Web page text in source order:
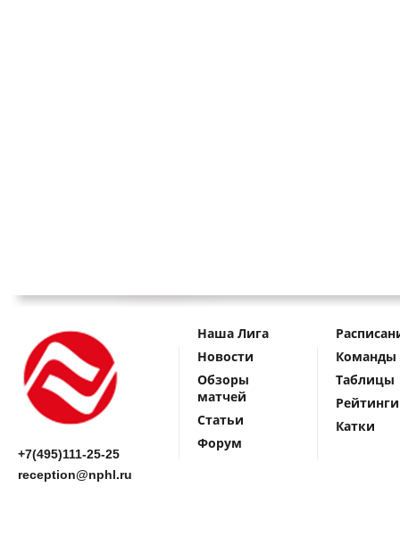
+7(495)111-25-25
reception@nphl.ru
Наша Лига
Новости
Обзоры
матчей
Статьи
Форум
Команды
Таблицы
Рейтинги
Катки